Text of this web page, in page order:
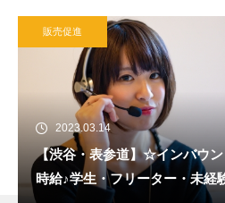
販売促進
2023.03.14
【渋谷・表参道】☆インバウ
時給♪学生・フリーター・未経